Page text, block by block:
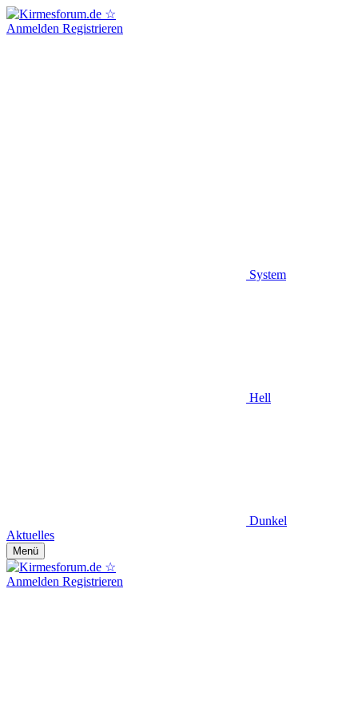
Anmelden Registrieren
System
Hell
Dunkel
Aktuelles
Menü
Anmelden Registrieren